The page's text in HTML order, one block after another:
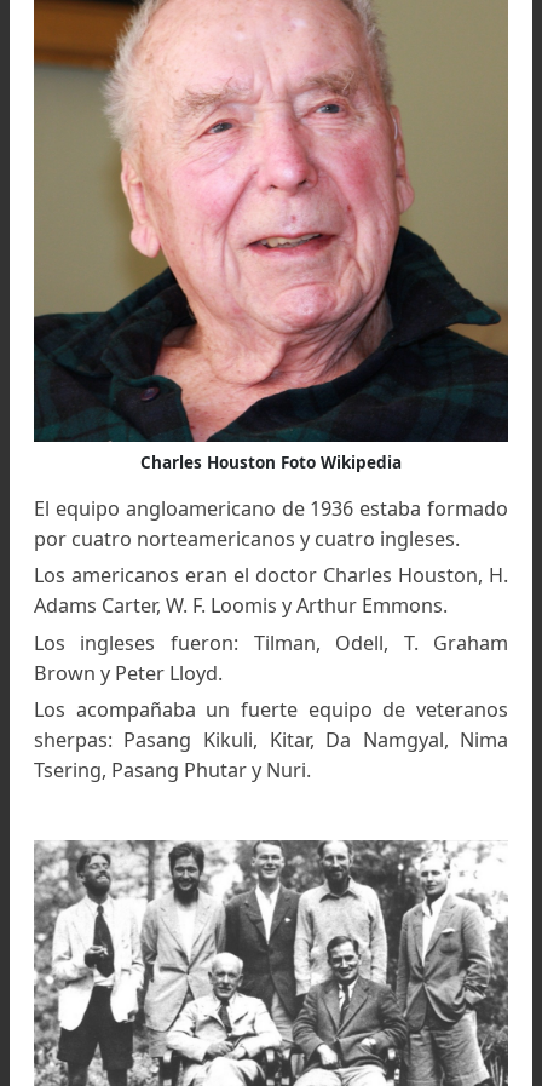
La falta de víveres y la proximidad del monzón
obligó a dejar el Santuario el 24 de junio de 1934
bajar a las gargantas del Rishi Ganga.
Volvieron a finales de agosto, y se
explorar la parte meridional del Santuario.
Decidieron que un equipo tan pequeño no
intentar la escalada de la Nanda Devi y se
por el Maiktoli Pass, un descenso muy
que les costó tres días de esfuerzos.
Regresaron a Ranikhet el día 27 de septiembre
La puerta que guardaba el acceso a la
quedaba abierta gracias a estos dos
exploradores.
La expedición definitiva: año
1936